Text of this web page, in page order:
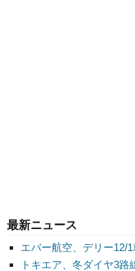
最新ニュース
エバー航空、デリー
トキエア、冬ダイヤ3